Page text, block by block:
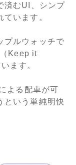
済むUI、シンプ
います。
プルウォッチで
Keep it
ます。
よる配車が可
という単純明快